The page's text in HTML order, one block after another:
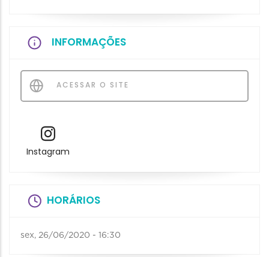
INFORMAÇÕES
ACESSAR O SITE
Instagram
HORÁRIOS
sex, 26/06/2020 - 16:30